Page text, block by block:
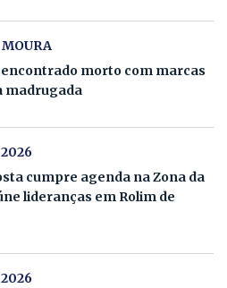
morto com marcas
madrugada
2026
cumpre agenda na Zona da
lideranças em Rolim de
2026